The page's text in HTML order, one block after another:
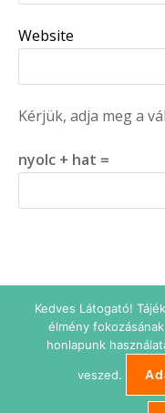
Website
Kérjük, adja meg a
nyolc + hat =
Adatkezelési
Kedves Látogató!
élmény
honlapunk
veszed.